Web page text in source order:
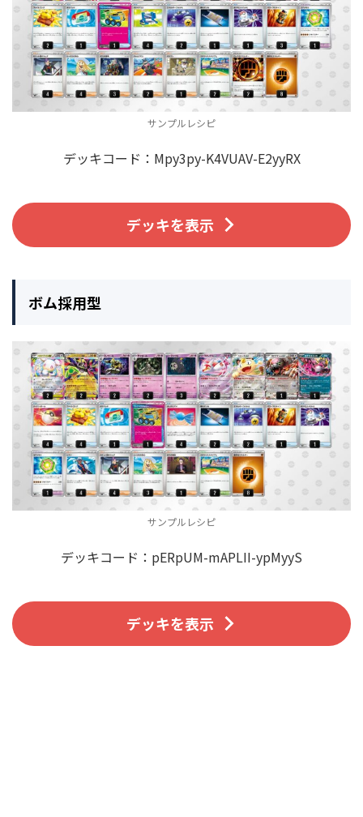
サンプルレシピ
デッキコード：Mpy3py-K4VUAV-E2yyRX
デッキを表示
ボム採用型
サンプルレシピ
デッキコード：pERpUM-mAPLII-ypMyyS
デッキを表示